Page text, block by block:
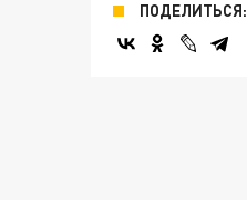
ПОДЕЛИТЬСЯ: